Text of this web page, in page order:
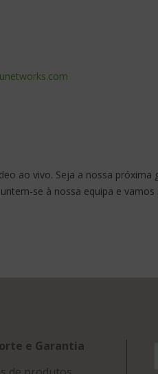
ao vivo. Seja a nossa
se à nossa equipa e
e Garantia